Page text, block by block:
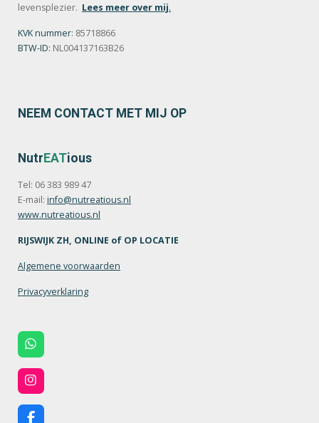
levensplezier. Lees meer over mij.
KVK nummer: 85718866
BTW-ID: NL004137163B26
NEEM CONTACT MET MIJ OP
NutrEATious
Tel: 06 383 989 47
E-mail: info@nutreatious.nl
www.nutreatious.nl
RIJSWIJK ZH, ONLINE of OP LOCATIE
Algemene voorwaarden
Privacyverklaring
W
h
a
t
s
A
p
I
n
s
t